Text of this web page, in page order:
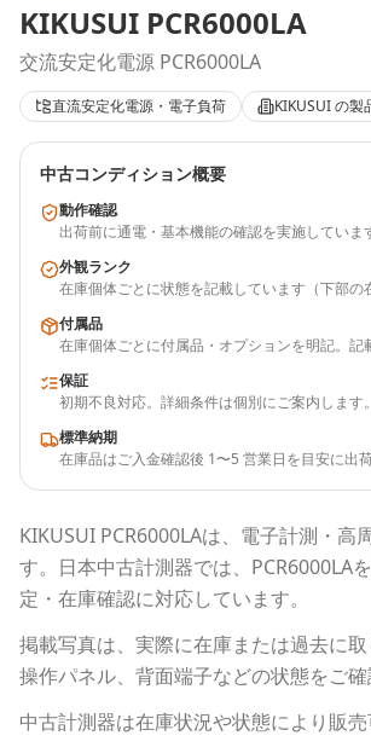
KIKUSUI PCR6000LA
交流安定化電源 PCR6000LA
直流安定化電源・電子負荷 KIKUSUIの製
中古コンディション概要
動作確認
出荷前に通電・基本機能の確認を実施していま
外観ランク
在庫個体ごとに状態を記載しています（下部
付属品
在庫個体ごとに付属品・オプションを明記。
保証
初期不良対応。詳細条件は個別にご案内します。
標準納期
在庫品はご入金確認後 1〜5 営業日を目安に出荷
KIKUSUI PCR6000LAは、電子計測・高
す。 日本中古計測器では、 PCR6000LA
定・在庫確認に対応しています。
掲載写真は、実際に在庫または過去に
操作パネル、背面端子などの状態をご確
中古計測器は在庫状況や状態により販